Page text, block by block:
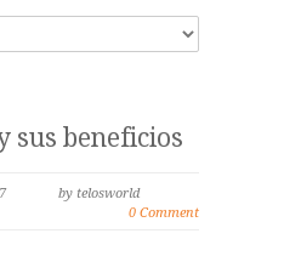
sus beneficios
by telosworld
0 Comment